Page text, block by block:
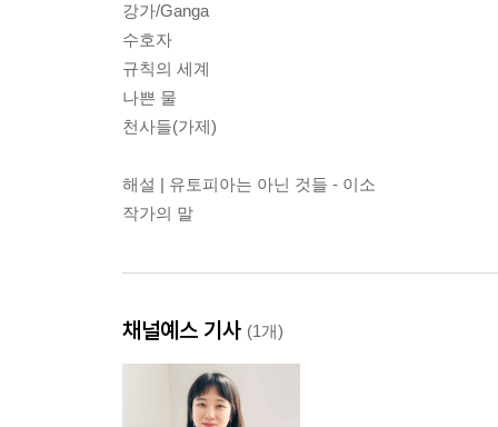
강가/Ganga
수호자
규칙의 세계
나쁜 물
천사들(가제)
해설 | 유토피아는 아닌 것들 - 이소
작가의 말
채널예스 기사 (1개)